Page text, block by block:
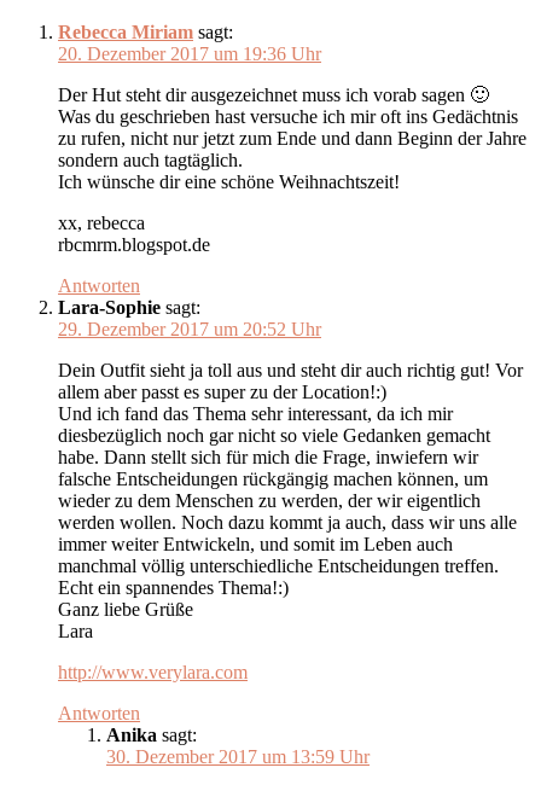
Rebecca Miriam sagt:
20. Dezember 2017 um 19:36 Uhr
Der Hut steht dir ausgezeichnet muss ich vorab sagen 🙂
Was du geschrieben hast versuche ich mir oft ins Gedächtnis
zu rufen, nicht nur jetzt zum Ende und dann Beginn der Jahre
sondern auch tagtäglich.
Ich wünsche dir eine schöne Weihnachtszeit!
xx, rebecca
rbcmrm.blogspot.de
Antworten
Lara-Sophie sagt:
29. Dezember 2017 um 20:52 Uhr
Dein Outfit sieht ja toll aus und steht dir auch richtig gut! Vor
allem aber passt es super zu der Location!:)
Und ich fand das Thema sehr interessant, da ich mir
diesbezüglich noch gar nicht so viele Gedanken gemacht
habe. Dann stellt sich für mich die Frage, inwiefern wir
falsche Entscheidungen rückgängig machen können, um
wieder zu dem Menschen zu werden, der wir eigentlich
werden wollen. Noch dazu kommt ja auch, dass wir uns alle
immer weiter Entwickeln, und somit im Leben auch
manchmal völlig unterschiedliche Entscheidungen treffen.
Echt ein spannendes Thema!:)
Ganz liebe Grüße
Lara
http://www.verylara.com
Antworten
Anika sagt:
30. Dezember 2017 um 13:59 Uhr